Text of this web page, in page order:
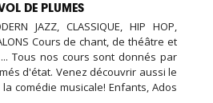
DE PLUMES
JAZZ, CLASSIQUE, HIP HOP,
Cours de chant, de théâtre et
Tous nos cours sont donnés par
d'état. Venez découvrir aussi le
comédie musicale! Enfants, Ados